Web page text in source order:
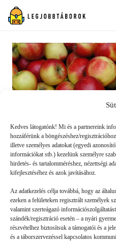
Kedves látogatónk! Mi és a partnereink
hozzáférünk a böngészéshez/
illetve személyes adatokat (egyedi
információkat stb.) kezelünk személyre
hirdetés- és tartalomméréshez, nézettségi
kifejlesztéséhez és azok javításához.
Az adatkezelés célja továbbá, hogy az
ezeken a felületeken regisztrált személyek
valamint szerteágazó
szándék/regisztráció esetén – a nyári
részvételhez biztosítsuk a támogatói és a
és a táborszervezéssel kapcsolatos
Lehet
'DENMÁS 2020. 06. 24.
Egyre több gyereknek van